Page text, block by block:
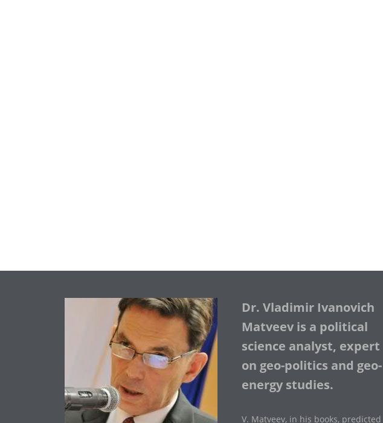
Dr. Vladimir Ivanovich
Matveev is a political
science analyst, expert
on geo-politics and geo-
energy studies.
V. Matveev, in his books, predicted